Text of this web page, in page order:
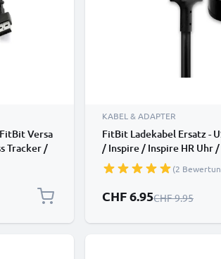
Versa
Tracker /
KABEL & ADAPTER
FitBit Ladekabel Ersatz -
/ Inspire / Inspire HR Uhr
Smartwatch - 1A PVC
(2
Sonderpreis
CHF 6.95Regulärer Preis
CHF 9.95